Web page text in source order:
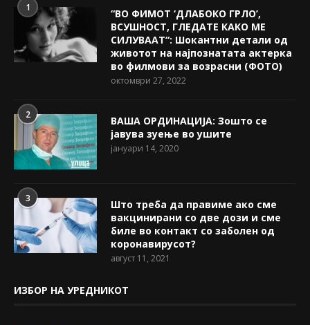
1
“ВО ФИМОТ ‘ДЛАБОКО ГРЛО’,
ВСУШНОСТ, ГЛЕДАТЕ КАКО МЕ
СИЛУВААТ“: Шокантни детали од
животот на најпознатата актерка
во филмови за возрасни (ФОТО)
октомври 27, 2022
2
ВАША ОРДИНАЦИЈА: Зошто се
јавува зуење во ушите
јануари 14, 2020
3
Што треба да правиме ако сме
вакцинирани со две дози и сме
биле во контакт со заболен од
коронавирусот?
август 11, 2021
ИЗБОР НА УРЕДНИКОТ